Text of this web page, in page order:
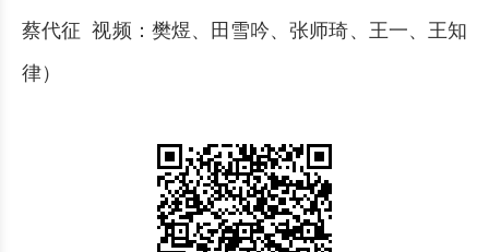
蔡代征 视频：樊煜、田雪吟、张师琦、王一、王知
律）